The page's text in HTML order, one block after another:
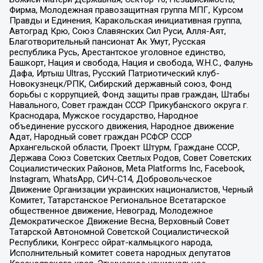
Фирма, Молодежная правозащитная группа МПГ, Курсом
Правды и Единения, Каракольская инициативная группа,
Автоград Крю, Союз Славянских Сил Руси, Алля-Аят,
Благотворительный пансионат Ак Умут, Русская
республика Русь, Арестантское уголовное единство,
Башкорт, Нация и свобода, Нация и свобода, W.H.С., Фалунь
Дафа, Иртыш Ultras, Русский Патриотический клуб-
Новокузнецк/РПК, Сибирский державный союз, Фонд
борьбы с коррупцией, Фонд защиты прав граждан, Штабы
Навального, Совет граждан СССР Прикубанского округа г.
Краснодара, Мужское государство, Народное
объединение русского движения, Народное движение
Адат, Народный совет граждан РСФСР СССР
Архангельской области, Проект Штурм, Граждане СССР,
Держава Союз Советских Светлых Родов, Совет Советских
Социалистических Районов, Meta Platforms Inc, Facebook,
Instagram, WhatsApp, СИЧ-С14, Добровольческое
Движение Организации украинских националистов, Черный
Комитет, Татарстанское Региональное Всетатарское
общественное движение, Невоград, Молодежное
Демократическое Движение Весна, Верховный Совет
Татарской Автономной Советской Социалистической
Республики, Конгресс ойрат-калмыцкого народа,
Исполнительный комитет совета народных депутатов